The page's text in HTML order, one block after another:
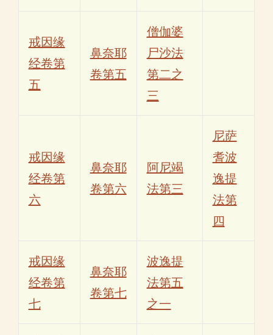
戒因缘
经卷第
五
鼻奈耶
卷第五
僧伽婆
尸沙法
第二之
三
戒因缘
经卷第
六
鼻奈耶
卷第六
阿尼竭
法第三
尼萨
耆波
逸提
法第
四
戒因缘
经卷第
七
鼻奈耶
卷第七
波逸提
法第五
之一